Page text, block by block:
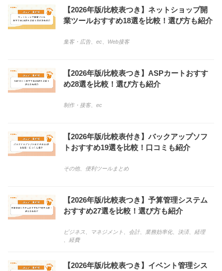
【2026年版/比較表つき】ネットショップ開
業ツールおすすめ18選を比較！選び方も紹介
集客・広告、 ec Web接客
【2026年版/比較表つき】ASPカートおすす
め28選を比較！選び方も紹介
制作・接客、 ec
【2026年版/比較表付き】バックアップソフ
トおすすめ19選を比較！口コミも紹介
その他、 便利ツールまとめ
【2026年版/比較表つき】予算管理システム
おすすめ27選を比較！選び方も紹介
ビジネス マネジメント 会計、 業務効率化、 決済、 経理
経費
【2026年版/比較表つき】イベント管理シス